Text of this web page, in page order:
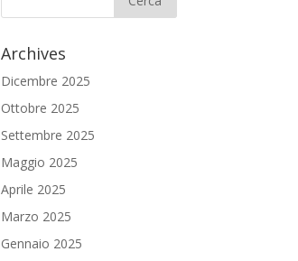
Archives
Dicembre 2025
Ottobre 2025
Settembre 2025
Maggio 2025
Aprile 2025
Marzo 2025
Gennaio 2025